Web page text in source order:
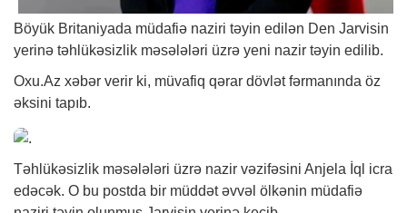
Böyük Britaniyada müdafiə naziri təyin edilən Den Jarvisin
yerinə təhlükəsizlik məsələləri üzrə yeni nazir təyin edilib.
Oxu.Az xəbər verir ki, müvafiq qərar dövlət fərmanında öz
əksini tapıb.
Təhlükəsizlik məsələləri üzrə nazir vəzifəsini Anjela İql icra
edəcək. O bu postda bir müddət əvvəl ölkənin müdafiə